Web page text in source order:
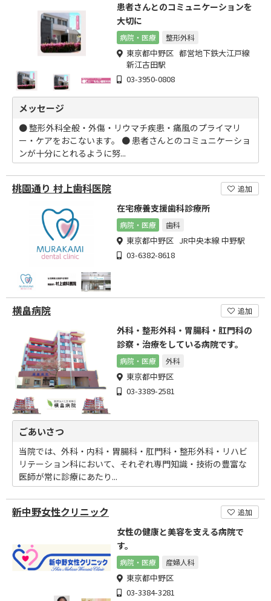
患者さんとのコミュニケーションを
大切に
病院・医療 整形外科
東京都中野区 都営地下鉄大江戸線
新江古田駅
03-3950-0808
メッセージ
● 整形外科全般・外傷・リウマチ疾患・痛風のプライマリ
ー・ケアをおこないます。 ● 患者さんとのコミュニケーショ
ンが十分にとれるように努...
桃園通り 村上歯科医院 追加
在宅療養支援歯科診療所
病院・医療 歯科
東京都中野区 JR中央本線 中野駅
03-6382-8618
横畠病院 追加
外科・整形外科・胃腸科・肛門科の
診察・治療をしている病院です。
病院・医療 外科
東京都中野区
03-3389-2581
ごあいさつ
当院では、外科・内科・胃腸科・肛門科・整形外科・リハビ
リテーション科において、それぞれ専門知識・技術の豊富な
医師が常に診療にあたり...
新中野女性クリニック 追加
女性の健康と美容を支える病院で
す。
病院・医療 産婦人科
東京都中野区
03-3384-3281